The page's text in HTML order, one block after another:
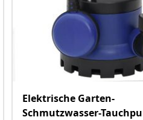
Elektrische Garten-
Schmutzwasser-